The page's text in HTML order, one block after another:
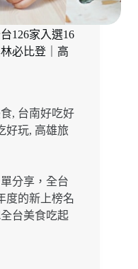
126家入選16
必比登｜高
, 台南好吃好
好玩, 高雄旅
分享，全台
度的新上榜名
台美食吃起